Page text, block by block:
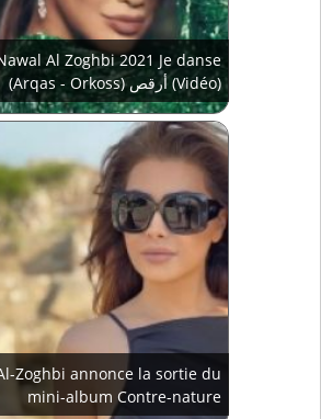
Al Zoghbi 2021 Je danse
(Arqas - Orkoss) أرقص (Vidéo)
Zoghbi annonce la sortie du
mini-album Contre-nature